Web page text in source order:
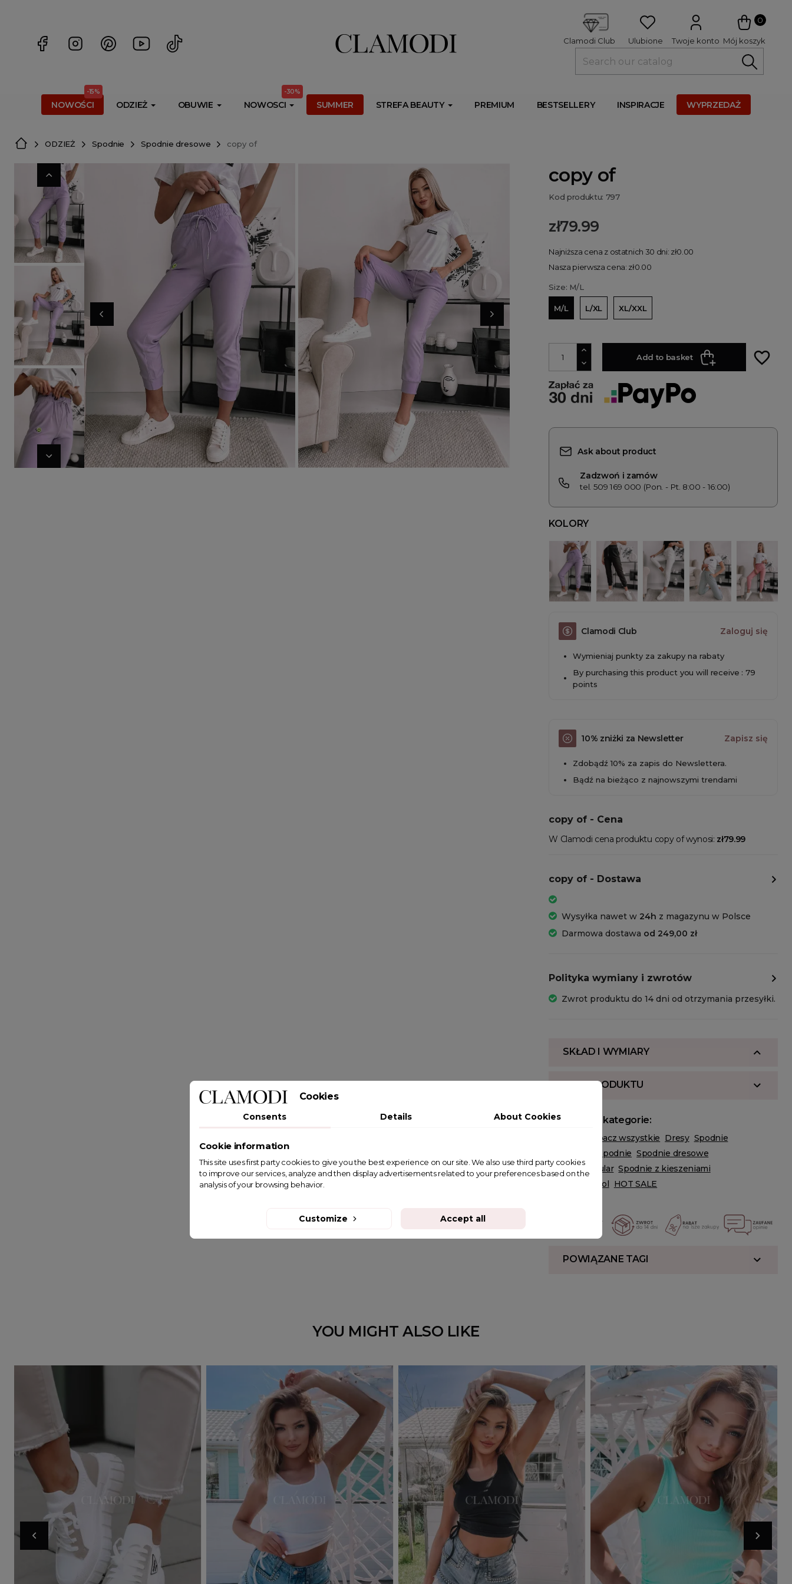
0
Mój koszyk
Twoje konto
Ulubione
Clamodi Club
NOWOŚCI
-15%
ODZIEŻ OBUWIE NOWOSCI
-30%
SUMMER STREFA BEAUTY PREMIUM BESTSELLERY INSPIRACJE WYPRZEDAŻ
ODZIEŻ Spodnie Spodnie dresowe copy of
copy of
Kod produktu: 797
zł79.99
Najniższa cena z ostatnich 30 dni: zł0.00
Nasza pierwsza cena: zł0.00
Size: M/L
M/L L/XL XL/XXL
Add to basket favorite_border
Ask about product
Zadzwoń i zamów
tel. 509 169 000 (Pon. - Pt. 8:00 - 16:00)
KOLORY
Clamodi Club Zaloguj się
Wymieniaj punkty za zakupy na rabaty
By purchasing this product you will receive : 79
points
10% zniżki za Newsletter Zapisz się
Zdobądź 10% za zapis do Newslettera.
Bądź na bieżąco z najnowszymi trendami
copy of - Cena
W Clamodi cena produktu copy of wynosi: zł79.99
copy of - Dostawa
Wysyłka nawet w 24h z magazynu w Polsce
Darmowa dostawa od 249,00 zł
Polityka wymiany i zwrotów
Zwrot produktu do 14 dni od otrzymania przesyłki.
SKŁAD I WYMIARY
OPIS PRODUKTU
Powiązane kategorie:
Zobacz wszystkie Dresy Spodnie
Spodnie Spodnie dresowe
Spodnie regular Spodnie z kieszeniami
Back to school HOT SALE
POWIĄZANE TAGI
YOU MIGHT ALSO LIKE
Cookies
Consents Details About Cookies
Cookie information
This site uses first party cookies to give you the best experience on our site. We also use third party cookies
to improve our services, analyze and then display advertisements related to your preferences based on the
analysis of your browsing behavior.
Customize Accept all